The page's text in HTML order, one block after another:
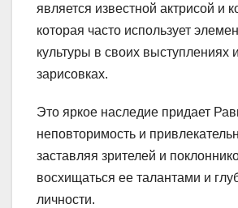
является известной актрисой и
которая часто использует
культуры в своих выступлениях
зарисовках.
Это яркое наследие придает
неповторимость и
заставляя зрителей и
восхищаться ее талантами и
личности.